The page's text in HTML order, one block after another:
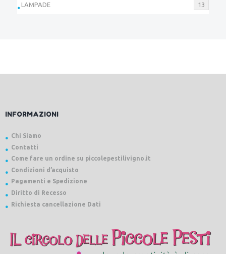
LAMPADE 13
INFORMAZIONI
Chi Siamo
Contatti
Come fare un ordine su piccolepestilivigno.it
Condizioni d’acquisto
Pagamenti e Spedizione
Diritto di Recesso
Richiesta cancellazione Dati